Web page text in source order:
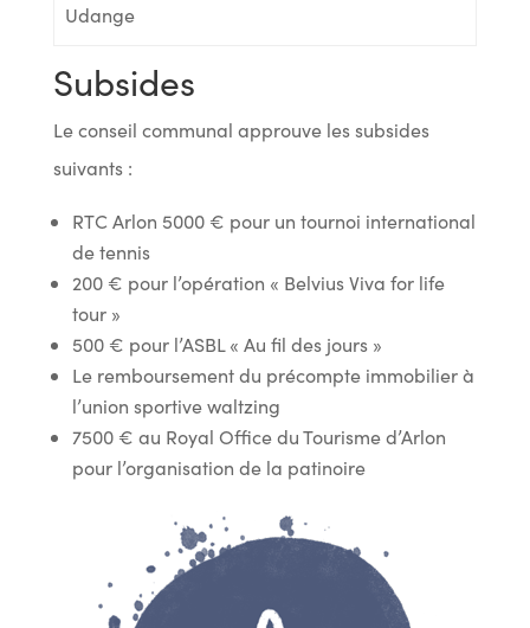
Udange
Subsides
Le conseil communal approuve les subsides
suivants :
RTC Arlon 5000 € pour un tournoi international
de tennis
200 € pour l’opération « Belvius Viva for life
tour »
500 € pour l’ASBL « Au fil des jours »
Le remboursement du précompte immobilier à
l’union sportive waltzing
7500 € au Royal Office du Tourisme d’Arlon
pour l’organisation de la patinoire